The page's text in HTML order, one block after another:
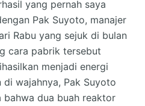
yang pernah saya
Pak Suyoto, manajer
Rabu yang sejuk di bulan
cara pabrik tersebut
menjadi energi
di wajahnya, Pak Suyoto
bahwa dua buah reaktor